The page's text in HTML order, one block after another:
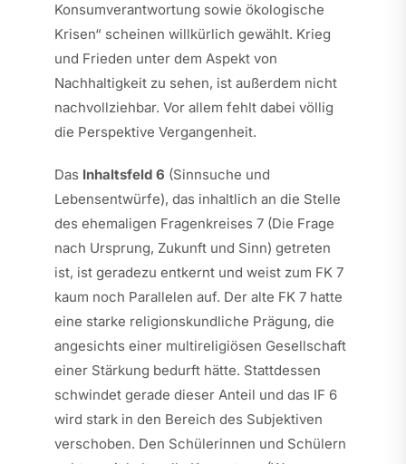
Konsumverantwortung sowie ökologische
Krisen“ scheinen willkürlich gewählt. Krieg
und Frieden unter dem Aspekt von
Nachhaltigkeit zu sehen, ist außerdem nicht
nachvollziehbar. Vor allem fehlt dabei völlig
die Perspektive Vergangenheit.
Das Inhaltsfeld 6 (Sinnsuche und
Lebensentwürfe), das inhaltlich an die Stelle
des ehemaligen Fragenkreises 7 (Die Frage
nach Ursprung, Zukunft und Sinn) getreten
ist, ist geradezu entkernt und weist zum FK 7
kaum noch Parallelen auf. Der alte FK 7 hatte
eine starke religionskundliche Prägung, die
angesichts einer multireligiösen Gesellschaft
einer Stärkung bedurft hätte. Stattdessen
schwindet gerade dieser Anteil und das IF 6
wird stark in den Bereich des Subjektiven
verschoben. Den Schülerinnen und Schülern